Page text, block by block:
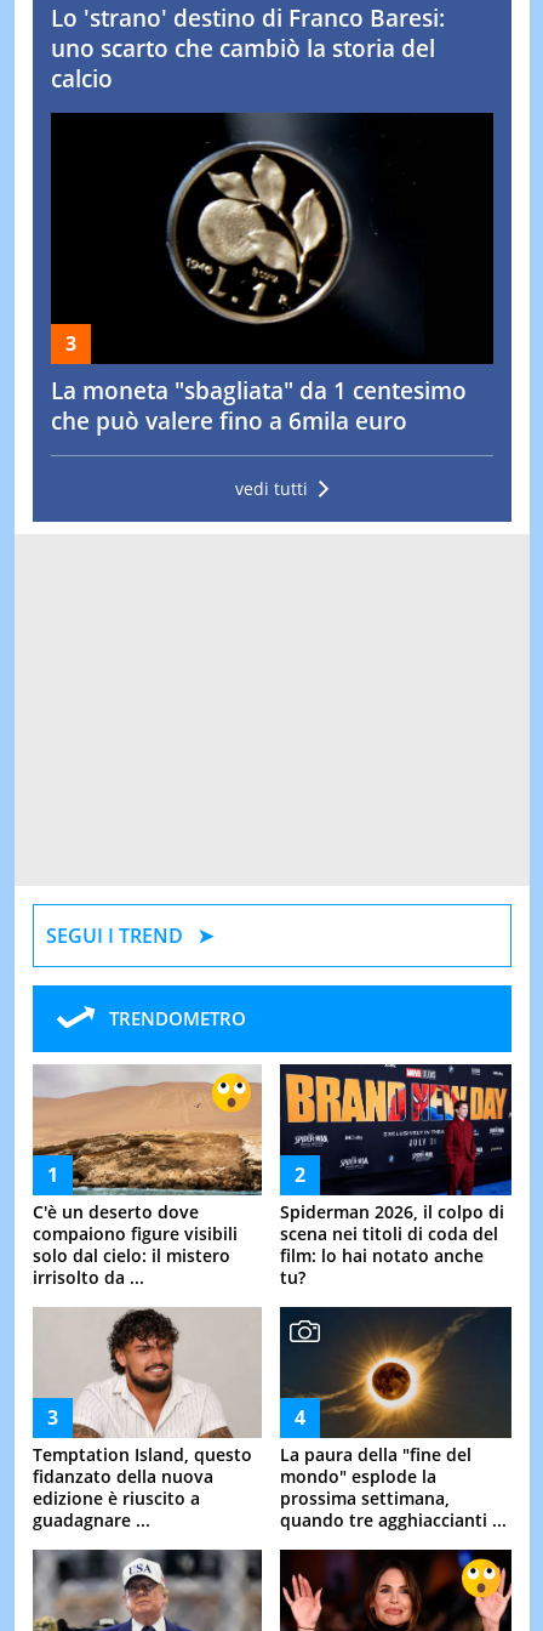
Lo 'strano' destino di Franco Baresi:
uno scarto che cambiò la storia del
calcio
La moneta "sbagliata" da 1 centesimo
che può valere fino a 6mila euro
vedi tutti
SEGUI I TREND
TRENDOMETRO
C'è un deserto dove
compaiono figure visibili
solo dal cielo: il mistero
irrisolto da ...
Spiderman 2026, il colpo di
scena nei titoli di coda del
film: lo hai notato anche
tu?
Temptation Island, questo
fidanzato della nuova
edizione è riuscito a
guadagnare ...
La paura della "fine del
mondo" esplode la
prossima settimana,
quando tre agghiaccianti ...